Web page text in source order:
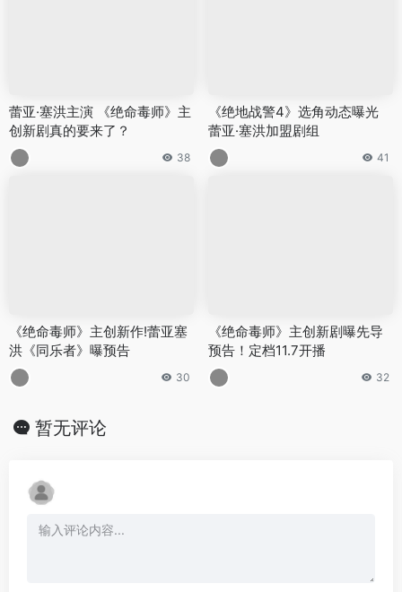
蕾亚·塞洪主演 《绝命毒师》主
创新剧真的要来了？
38
《绝地战警4》选角动态曝光
蕾亚·塞洪加盟剧组
41
《绝命毒师》主创新作!蕾亚塞
洪《同乐者》曝预告
30
《绝命毒师》主创新剧曝先导
预告！定档11.7开播
32
暂无评论